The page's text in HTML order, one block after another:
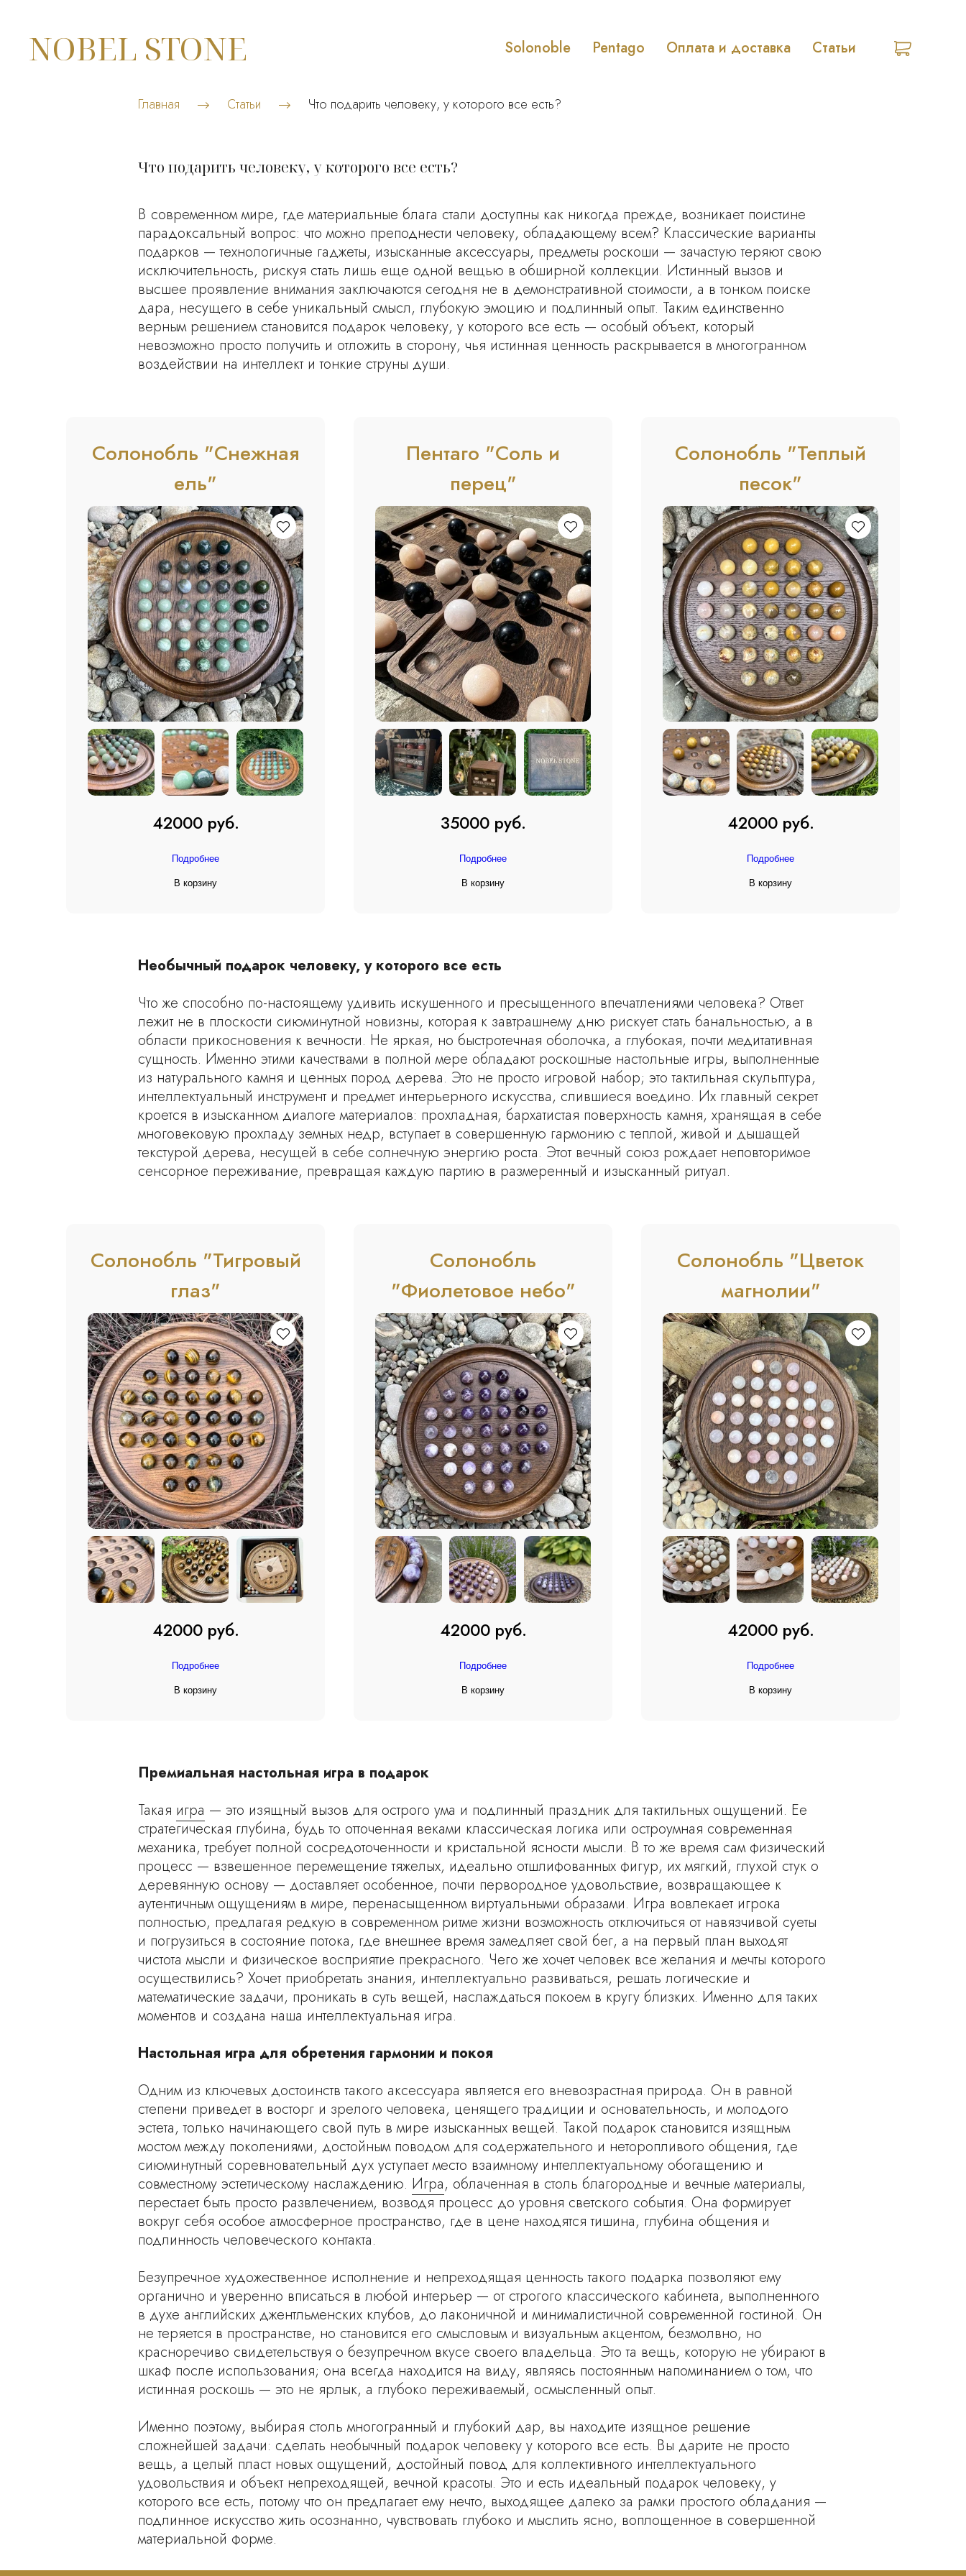
NOBEL STONE Solonoble Pentago Оплата и доставка Статьи
Главная Статьи Что подарить человеку, у которого все есть?
Что подарить человеку, у которого все есть?
В современном мире, где материальные блага стали доступны как никогда прежде, возникает поистине
парадоксальный вопрос: что можно преподнести человеку, обладающему всем? Классические варианты
подарков — технологичные гаджеты, изысканные аксессуары, предметы роскоши — зачастую теряют свою
исключительность, рискуя стать лишь еще одной вещью в обширной коллекции. Истинный вызов и
высшее проявление внимания заключаются сегодня не в демонстративной стоимости, а в тонком поиске
дара, несущего в себе уникальный смысл, глубокую эмоцию и подлинный опыт. Таким единственно
верным решением становится подарок человеку, у которого все есть — особый объект, который
невозможно просто получить и отложить в сторону, чья истинная ценность раскрывается в многогранном
воздействии на интеллект и тонкие струны души.
Солонобль "Снежная
ель"
42000 руб.
Подробнее
В корзину
Пентаго "Соль и
перец"
35000 руб.
Подробнее
В корзину
Солонобль "Теплый
песок"
42000 руб.
Подробнее
В корзину
Необычный подарок человеку, у которого все есть
Что же способно по-настоящему удивить искушенного и пресыщенного впечатлениями человека? Ответ
лежит не в плоскости сиюминутной новизны, которая к завтрашнему дню рискует стать банальностью, а в
области прикосновения к вечности. Не яркая, но быстротечная оболочка, а глубокая, почти медитативная
сущность. Именно этими качествами в полной мере обладают роскошные настольные игры, выполненные
из натурального камня и ценных пород дерева. Это не просто игровой набор; это тактильная скульптура,
интеллектуальный инструмент и предмет интерьерного искусства, слившиеся воедино. Их главный секрет
кроется в изысканном диалоге материалов: прохладная, бархатистая поверхность камня, хранящая в себе
многовековую прохладу земных недр, вступает в совершенную гармонию с теплой, живой и дышащей
текстурой дерева, несущей в себе солнечную энергию роста. Этот вечный союз рождает неповторимое
сенсорное переживание, превращая каждую партию в размеренный и изысканный ритуал.
Солонобль "Тигровый
глаз"
42000 руб.
Подробнее
В корзину
Солонобль
"Фиолетовое небо"
42000 руб.
Подробнее
В корзину
Солонобль "Цветок
магнолии"
42000 руб.
Подробнее
В корзину
Премиальная настольная игра в подарок
Такая игра — это изящный вызов для острого ума и подлинный праздник для тактильных ощущений. Ее
стратегическая глубина, будь то отточенная веками классическая логика или остроумная современная
механика, требует полной сосредоточенности и кристальной ясности мысли. В то же время сам физический
процесс — взвешенное перемещение тяжелых, идеально отшлифованных фигур, их мягкий, глухой стук о
деревянную основу — доставляет особенное, почти первородное удовольствие, возвращающее к
аутентичным ощущениям в мире, перенасыщенном виртуальными образами. Игра вовлекает игрока
полностью, предлагая редкую в современном ритме жизни возможность отключиться от навязчивой суеты
и погрузиться в состояние потока, где внешнее время замедляет свой бег, а на первый план выходят
чистота мысли и физическое восприятие прекрасного. Чего же хочет человек все желания и мечты которого
осуществились? Хочет приобретать знания, интеллектуально развиваться, решать логические и
математические задачи, проникать в суть вещей, наслаждаться покоем в кругу близких. Именно для таких
моментов и создана наша интеллектуальная игра.
Настольная игра для обретения гармонии и покоя
Одним из ключевых достоинств такого аксессуара является его вневозрастная природа. Он в равной
степени приведет в восторг и зрелого человека, ценящего традиции и основательность, и молодого
эстета, только начинающего свой путь в мире изысканных вещей. Такой подарок становится изящным
мостом между поколениями, достойным поводом для содержательного и неторопливого общения, где
сиюминутный соревновательный дух уступает место взаимному интеллектуальному обогащению и
совместному эстетическому наслаждению. Игра, облаченная в столь благородные и вечные материалы,
перестает быть просто развлечением, возводя процесс до уровня светского события. Она формирует
вокруг себя особое атмосферное пространство, где в цене находятся тишина, глубина общения и
подлинность человеческого контакта.
Безупречное художественное исполнение и непреходящая ценность такого подарка позволяют ему
органично и уверенно вписаться в любой интерьер — от строгого классического кабинета, выполненного
в духе английских джентльменских клубов, до лаконичной и минималистичной современной гостиной. Он
не теряется в пространстве, но становится его смысловым и визуальным акцентом, безмолвно, но
красноречиво свидетельствуя о безупречном вкусе своего владельца. Это та вещь, которую не убирают в
шкаф после использования; она всегда находится на виду, являясь постоянным напоминанием о том, что
истинная роскошь — это не ярлык, а глубоко переживаемый, осмысленный опыт.
Именно поэтому, выбирая столь многогранный и глубокий дар, вы находите изящное решение
сложнейшей задачи: сделать необычный подарок человеку у которого все есть. Вы дарите не просто
вещь, а целый пласт новых ощущений, достойный повод для коллективного интеллектуального
удовольствия и объект непреходящей, вечной красоты. Это и есть идеальный подарок человеку, у
которого все есть, потому что он предлагает ему нечто, выходящее далеко за рамки простого обладания —
подлинное искусство жить осознанно, чувствовать глубоко и мыслить ясно, воплощенное в совершенной
материальной форме.